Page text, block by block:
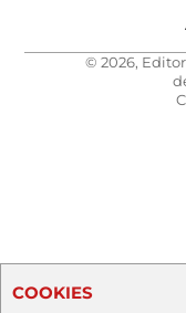
© 2026,
COOKIES